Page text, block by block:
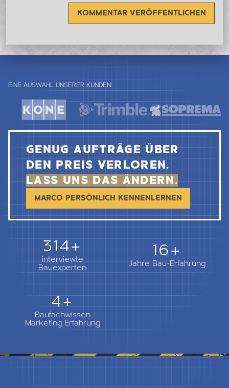
KOMMENTAR VERÖFFENTLICHEN
EINE AUSWAHL UNSERER KUNDEN:
GENUG AUFTRÄGE ÜBER
DEN PREIS VERLOREN.
LASS UNS DAS ÄNDERN.
MARCO PERSÖNLICH KENNENLERNEN
362+
interviewte
Bauexperten
18+
Jahre Bau-Erfahrung
5+
Baufachwissen
Marketing Erfahrung